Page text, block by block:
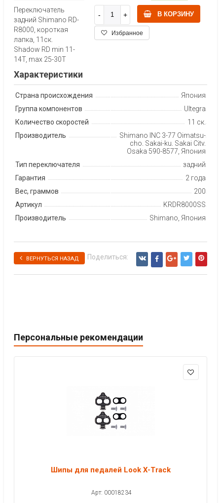
В КОРЗИНУ
Избранное
Переключатель
задний Shimano RD-
R8000, короткая
лапка, 11ск.
Shadow RD min 11-
14T, max 25-30T
Характеристики
Страна происхождения
Япония
Группа компонентов
Ultegra
Количество скоростей
11 ск.
Производитель
Shimano INC 3-77 Oimatsu-
cho, Sakai-ku, Sakai City,
Osaka 590-8577, Япония
Тип переключателя
задний
Гарантия
2 года
Вес, граммов
200
Артикул
KRDR8000SS
Производитель
Shimano, Япония
ВЕРНУТЬСЯ НАЗАД Поделиться:
Персональные рекомендации
Шипы для педалей Look X-Track
Арт: 00018234